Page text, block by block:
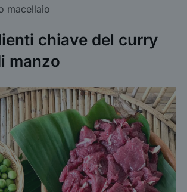
macellaio
chiave del curry
manzo